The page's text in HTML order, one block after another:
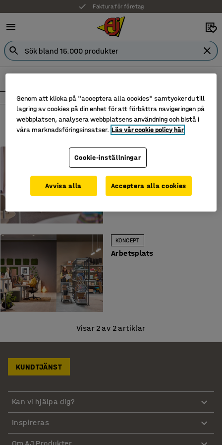
Faktura för företag
Inspiration Koncept
KÖPGUIDE OM AJ LEDARSKAP KONCEPT
Visa alla teman
Skola
KONCEPT
Arbetsplats
Visar 2 av 2 artiklar
KUNDTJÄNST
Kan vi hjälpa dig?
Inspireras
Genom att klicka på "acceptera alla cookies" samtycker du till
lagring av cookies på din enhet för att förbättra navigeringen på
webbplatsen, analysera webbplatsens användning och bistå i
våra marknadsföringsinsatser. Läs vår cookie policy här
Cookie-inställningar
Avvisa alla Acceptera alla cookies